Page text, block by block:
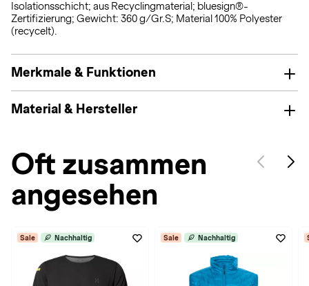
Isolationsschicht; aus Recyclingmaterial; bluesign®-
Zertifizierung; Gewicht: 360 g/Gr.S; Material 100% Polyester
(recycelt).
Merkmale & Funktionen
Material & Hersteller
Oft zusammen
angesehen
Sale Nachhaltig Sale Nachhaltig